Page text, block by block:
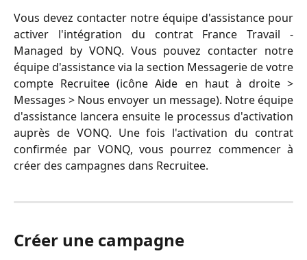
Vous devez contacter notre équipe d'assistance pour
activer l'intégration du contrat France Travail -
Managed by VONQ. Vous pouvez contacter notre
équipe d'assistance via la section Messagerie de votre
compte Recruitee (icône Aide en haut à droite >
Messages > Nous envoyer un message). Notre équipe
d'assistance lancera ensuite le processus d'activation
auprès de VONQ. Une fois l'activation du contrat
confirmée par VONQ, vous pourrez commencer à
créer des campagnes dans Recruitee.
Créer une campagne